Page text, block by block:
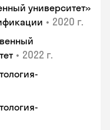
университет»
• 2020 г.
• 2022 г.